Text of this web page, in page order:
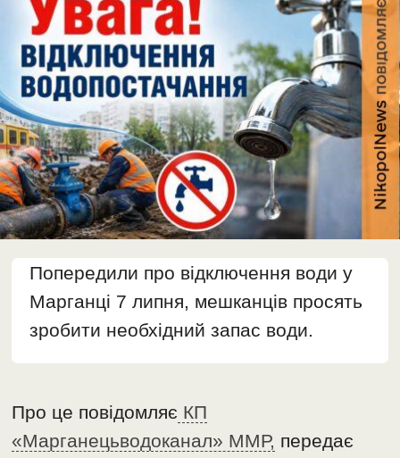
Попередили про відключення води у
Марганці 7 липня, мешканців просять
зробити необхідний запас води.
Про це повідомляє КП
«Марганецьводоканал» ММР, передає